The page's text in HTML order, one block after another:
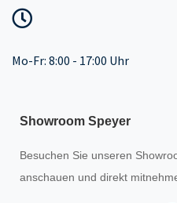
Mo-Fr: 8:00 - 17:00 Uhr
Showroom Speyer
Besuchen Sie unseren
anschauen und direkt